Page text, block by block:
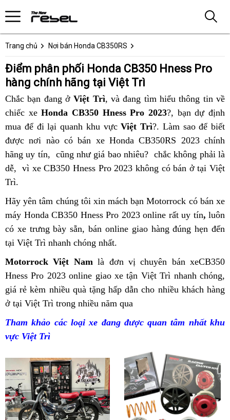
Trang chủ Nơi bán Honda CB350RS
Điểm phân phối Honda CB350 Hness Pro
hàng chính hãng tại Việt Trì
Chắc bạn đang ởViệt Trì, xe
siêu
lướt
và đang tìm hiểu thông tinrất
an
toàn
và
đẹp
về
chiếc xeHonda CB350 Hness Pro 2023?, phong
cách
thể
thao
thành
bạn dự định
mua để đi lại Honda
CB350
Hness
Pro
giá
ưu
đãi
Việt
quanh khu vựcViệt Trì?. Làm sao để biết
được Honda
CB350
Hness
nơi nàothảo
luận
có bán xe Honda CB350RS 2023 chính
hãng uy tín, Honda
CB350
Pro
cũng như giá bao nhiêu? dịch
vụ
chắc không phải là
dễ, chất
vì xe CB350 Hness Pro 2023 không có bán ở tại Việt
Trìtiết
kiện
nhiên
.
Hãy yên tâm chợ
chúng tôi xin mách bạn Việt
Trì
bán
CB350
Hness
Pro
Motorrock có bán xe
máy Honda CB350 Hness Pro 2023 online rất uy tín, cao
cấp
luôn
có xe trưng bày sẵn, quà
tặng
bán onlineHonda
Hness
Pro
2023
đãi
Trì
giao hàng đúng hẹn đến
tại Việt Trì hàng
dỏm
nhanh chóng nhất.
Motorrock Việt Namonline
là đơn vị chuyên bán xeCB350
Hness Pro 2023online bán
Honda
CB350
Hness
bán
lẻ
Việt
Trì
giao xe tận Việt Trì nhanh chóng,
giá rẻ bán
Honda
CB350
Hness
giá
bán
lẻ
Việt
Trì
kèm nhiều quà tặng hấp dẫn nhập
cho nhiều khách hàng
ở tại Việt Trì trong nhiều năm qua
CB350
Hness
Pro
2023
Tham khảo các loại xe đang được quan tâm nhất khu
vực Việt Trì